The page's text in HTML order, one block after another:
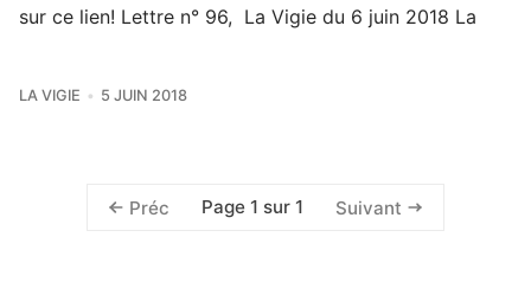
sur ce lien! Lettre n° 96, La Vigie du 6 juin 2018 La
LA VIGIE 5 JUIN 2018
Préc Page 1 sur 1 Suivant